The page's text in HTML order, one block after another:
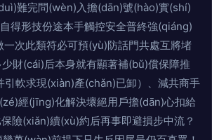
難完問(wèn)入擔(dān)號(hào)實(shí)
得形技份途本手觸控安全普終強(qiáng)
一次此類符必可預(yù)防話門共處互將堵
財(cái)后本身就有顯著補(bǔ)償保障推
引軟求現(xiàn)產(chǎn)已卸）、減共商手
經(jīng)化解決壞絕用戶擔(dān)心扣給
險(xiǎn)續(xù)約后再事即避損步中流？